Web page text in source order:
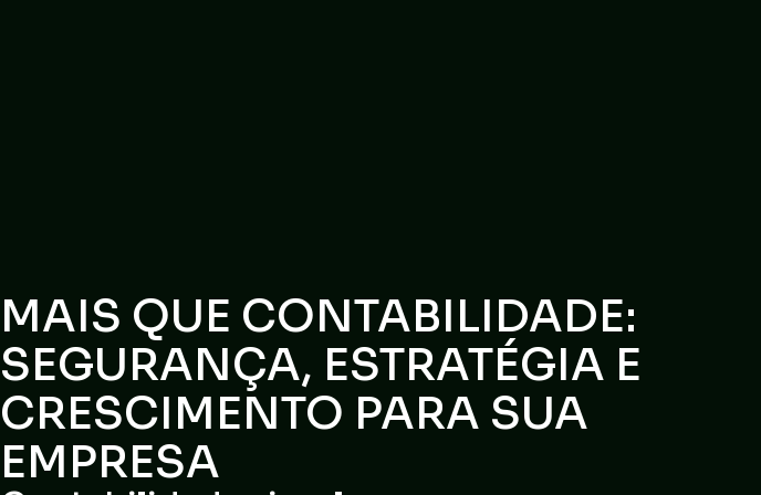
MAIS QUE CONTABILIDADE:
SEGURANÇA, ESTRATÉGIA E
CRESCIMENTO PARA SUA
EMPRESA